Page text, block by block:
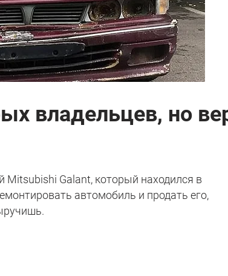
владельцев, но
Mitsubishi Galant, который находился в
автомобиль и продать его,